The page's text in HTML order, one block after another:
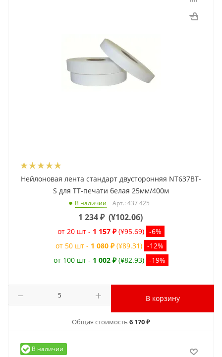
Нейлоновая лента стандарт двусторонняя NT637BT-
S для ТТ-печати белая 25мм/400м
В наличии Арт.: 437 425
1 234₽ (¥102.06)
от 20 шт - 1 157 ₽ (¥95.69) -6%
от 50 шт - 1 080 ₽ (¥89.31) -12%
от 100 шт - 1 002 ₽ (¥82.93) -19%
В корзину
Общая стоимость 6 170 ₽
В наличии